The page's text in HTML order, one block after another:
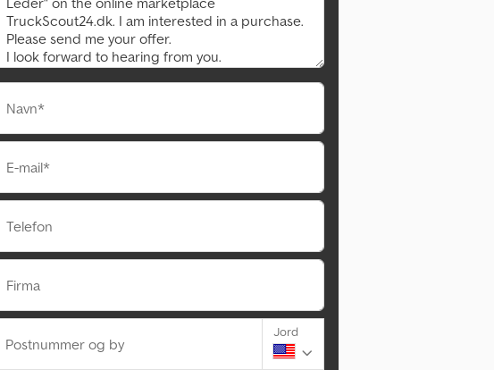
Navn*
E-mail*
Telefon
Firma
Postnummer og by
Jord